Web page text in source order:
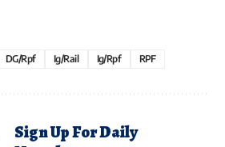
DG/Rpf Ig/rail Ig/rpf RPF
Sign Up For Daily